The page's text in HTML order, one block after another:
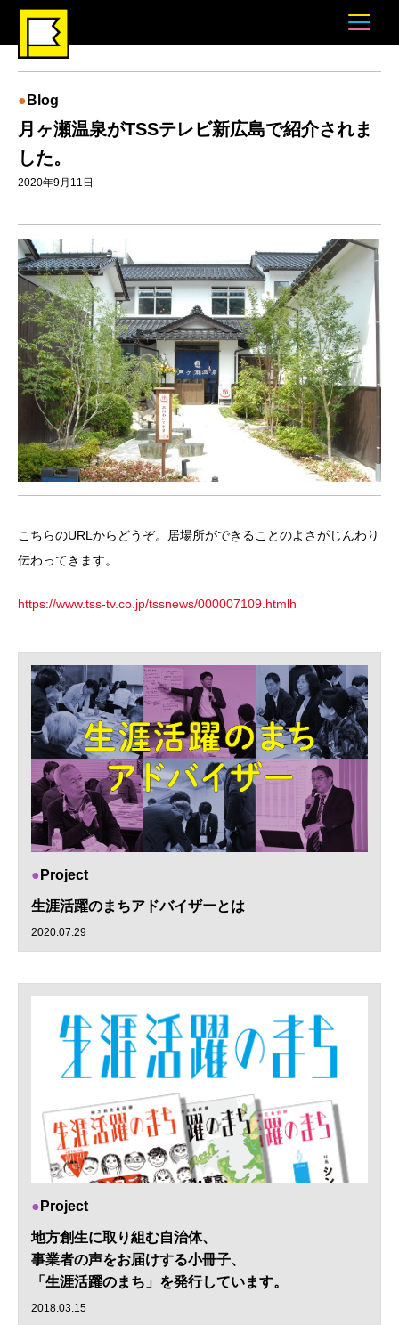
Blog
月ヶ瀬温泉がTSSテレビ新広島で紹介されま
した。
2020年9月11日
こちらのURLからどうぞ。居場所ができることのよさがじんわり
伝わってきます。
https://www.tss-tv.co.jp/tssnews/000007109.htmlh
Project
生涯活躍のまちアドバイザーとは
2020.07.29
Project
地方創生に取り組む自治体、
事業者の声をお届けする小冊子、
「生涯活躍のまち」を発行しています。
2018.03.15